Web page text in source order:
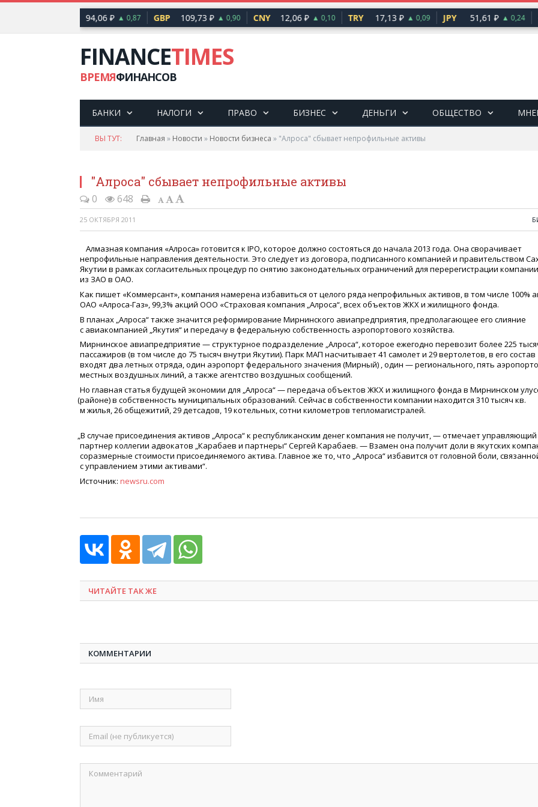
94,06 ₽ ▲ 0,87 GBP 109,73 ₽ ▲ 0,90 CNY 12,06 ₽ ▲ 0,10 TRY 17,13 ₽ ▲ 0,09 JPY 51,61 ₽ ▲ 0,24
FINANCETIMES
ВРЕМЯФИНАНСОВ
БАНКИ НАЛОГИ ПРАВО БИЗНЕС ДЕНЬГИ ОБЩЕСТВО
ВЫ ТУТ: Главная » Новости » Новости бизнеса » "Алроса" сбывает непрофильные активы
"Алроса" сбывает непрофильные активы
0 648
25 ОКТЯБРЯ 2011
Алмазная компания «Алроса» готовится к IPO, которое должно состояться до начала 2013 года. Она сворачивает
непрофильные направления деятельности. Это следует из договора, подписанного компанией и правительством
Якутии в рамках согласительных процедур по снятию законодательных ограничений для перерегистрации компании
из ЗАО в ОАО.
Как пишет «Коммерсант», компания намерена избавиться от целого ряда непрофильных активов, в том числе 100%
ОАО «Алроса-Газ», 99,3% акций ООО «Страховая компания „Алроса“, всех объектов ЖКХ и жилищного фонда.
В планах „Алроса“ также значится реформирование Мирнинского авиапредприятия, предполагающее его слияние
с авиакомпанией „Якутия“ и передачу в федеральную собственность аэропортового хозяйства.
Мирнинское авиапредприятие — структурное подразделение „Алроса“, которое ежегодно перевозит более 225
пассажиров (в том числе до 75 тысяч внутри Якутии). Парк МАП насчитывает 41 самолет и 29 вертолетов, в его состав
входят два летных отряда, один аэропорт федерального значения (Мирный) , один — регионального, пять
местных воздушных линий, а также агентство воздушных сообщений.
Но главная статья будущей экономии для „Алроса“ — передача объектов ЖКХ и жилищного фонда в Мирнинском
(районе) в собственность муниципальных образований. Сейчас в собственности компании находится 310 тысяч кв.
м жилья, 26 общежитий, 29 детсадов, 19 котельных, сотни километров тепломагистралей.
„В случае присоединения активов „Алроса“ к республиканским денег компания не получит, — отмечает управляющий
партнер коллегии адвокатов „Карабаев и партнеры“ Сергей Карабаев. — Взамен она получит доли в якутских
соразмерные стоимости присоединяемого актива. Главное же то, что „Алроса“ избавится от головной боли,
с управлением этими активами“.
Источник: newsru.com
ЧИТАЙТЕ ТАК ЖЕ
КОММЕНТАРИИ